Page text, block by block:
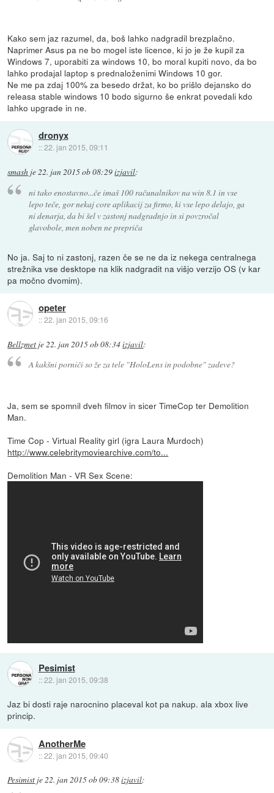
Kako sem jaz razumel, da, boš lahko nadgradil brezplačno.
Naprimer Asus pa ne bo mogel iste licence, ki jo je že kupil za
Windows 7, uporabiti za windows 10, bo moral kupiti novo, da bo
lahko prodajal laptop s prednaloženimi Windows 10 gor.
Ne me pa zdaj 100% za besedo držat, ko bo prišlo dejansko do
releasa stable windows 10 bodo sigurno še enkrat povedali kdo
lahko upgrade in ne.
dronyx
::22. jan 2015, 09:11
smash je22. jan 2015 ob 08:29izjavil:
ni tako enostavno...če imaš 100 računalnikov na win 8.1 in vse
lepo teče, gor nekaj core aplikacij za firmo, ki vse lepo delajo, ga
ni denarja, da bi šel v zastonj nadgradnjo in si povzročal
glavobole, men noben ne prepriča
No ja. Saj to ni zastonj, razen če se ne da iz nekega centralnega
strežnika vse desktope na klik nadgradit na višjo verzijo OS (v kar
pa močno dvomim).
opeter
::22. jan 2015, 09:16
Bellzmet je22. jan 2015 ob 08:34izjavil:
A kakšni porniči so že za tele "HoloLens in podobne" zadeve?
Ja, sem se spomnil dveh filmov in sicer TimeCop ter Demolition
Man.
Time Cop - Virtual Reality girl (igra Laura Murdoch)
http://www.celebritymoviearchive.com/to...
Demolition Man - VR Sex Scene:
Pesimist
::22. jan 2015, 09:38
Jaz bi dosti raje narocnino placeval kot pa nakup. ala xbox live
princip.
AnotherMe
::22. jan 2015, 09:40
Pesimist je22. jan 2015 ob 09:38izjavil: